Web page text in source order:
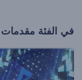
في الفئة